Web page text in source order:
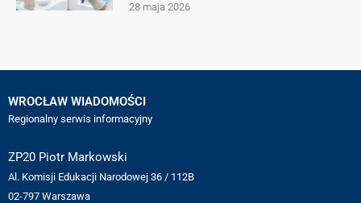
28 maja 2026
WROCŁAW WIADOMOŚCI
Regionalny serwis informacyjny
ZP20 Piotr Markowski
Al. Komisji Edukacji Narodowej 36 / 112B
02-797 Warszawa